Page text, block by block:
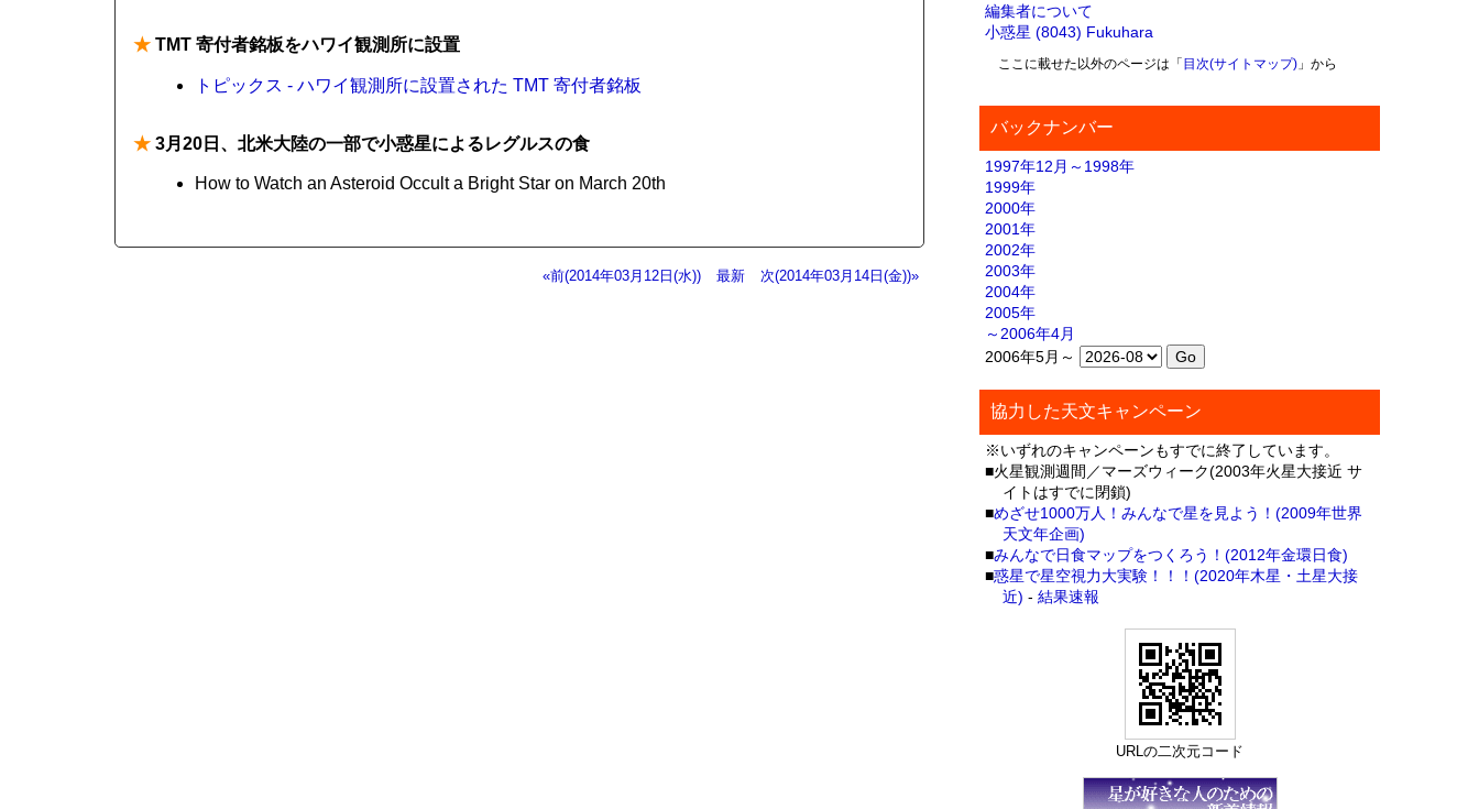
★ TMT 寄付者銘板をハワイ観測所に設置
トピックス - ハワイ観測所に設置された TMT 寄付者銘板
★ 3月20日、北米大陸の一部で小惑星によるレグルスの食
How to Watch an Asteroid Occult a Bright Star on March 20th
«前(2014年03月12日(水)) 最新 次(2014年03月14日(金))»
編集者について
小惑星 (8043) Fukuhara
ここに載せた以外のページは「 目次(サイトマップ)」から
バックナンバー
1997年12月～1998年
1999年
2000年
2001年
2002年
2003年
2004年
2005年
～2006年4月
2006年5月～
協力した天文キャンペーン
※いずれのキャンペーンもすでに終了しています。
■火星観測週間／マーズウィーク(2003年火星大接近 サ
イトはすでに閉鎖)
■めざせ1000万人！みんなで星を見よう！(2009年世界
天文年企画)
■みんなで日食マップをつくろう！(2012年金環日食)
■惑星で星空視力大実験！！！(2020年木星・土星大接
近) -結果速報
URLの二次元コード